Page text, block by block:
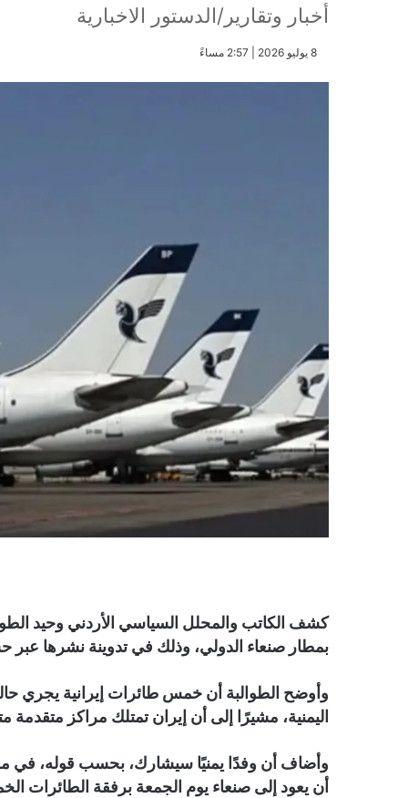
أخبار وتقارير/الدستور الاخبارية
​8 يوليو 2026 | 2:57 مساءً
كشف الكاتب والمحلل السياسي الأردني وحيد
بمطار صنعاء الدولي، وذلك في تدوينة نشرها عبر
وأوضح الطوالبة أن خمس طائرات إيرانية يجري
اليمنية، مشيرًا إلى أن إيران تمتلك مراكز
وأضاف أن وفدًا يمنيًا سيشارك، بحسب قوله، في
أن يعود إلى صنعاء يوم الجمعة برفقة الطائرات